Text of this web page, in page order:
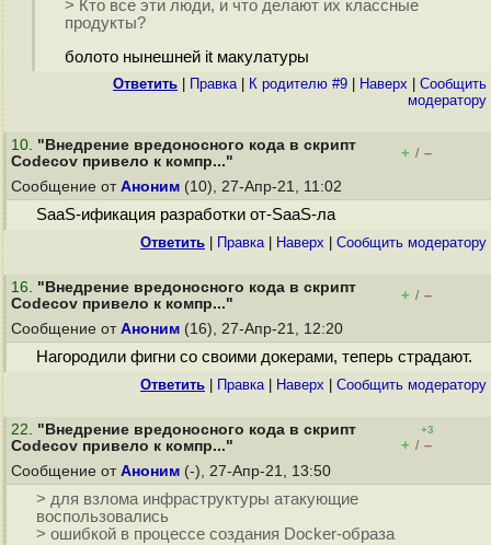
> Кто все эти люди, и что делают их классные
продукты?
болото нынешней it макулатуры
Ответить Правка| К родителю #9 Наверх
Cообщить
модератору
10. "Внедрение вредоносного кода в скрипт
Codecov привело к компр..."
+ / –
Сообщение от Аноним (10), 27-Апр-21, 11:02
SaaS-ификация разработки от-SaaS-ла
Ответить Правка| Наверх Cообщить модератору
16. "Внедрение вредоносного кода в скрипт
Codecov привело к компр..."
+ / –
Сообщение от Аноним (16), 27-Апр-21, 12:20
Нагородили фигни со своими докерами, теперь страдают.
Ответить Правка| Наверх Cообщить модератору
22. "Внедрение вредоносного кода в скрипт
Codecov привело к компр..."
+3
+ / –
Сообщение от Аноним (-), 27-Апр-21, 13:50
> для взлома инфраструктуры атакующие
воспользовались
> ошибкой в процессе создания Docker-образа